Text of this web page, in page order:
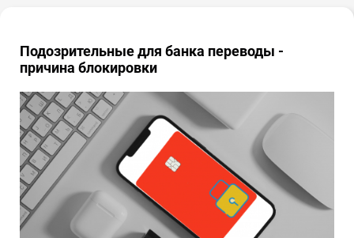
Подозрительные для банка переводы -
причина блокировки